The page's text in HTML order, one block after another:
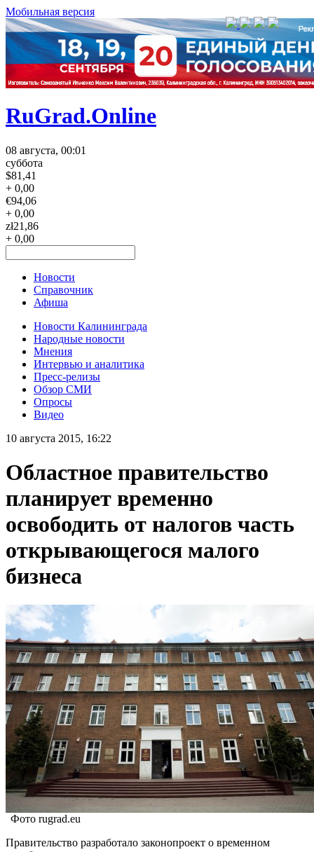
Мобильная версия
RuGrad.Online
08 августа, 00:01
суббота
$81,41
+ 0,00
€94,06
+ 0,00
zł21,86
+ 0,00
Новости
Справочник
Афиша
Новости Калининграда
Народные новости
Мнения
Интервью и аналитика
Пресс-релизы
Обзор СМИ
Опросы
Видео
10 августа 2015, 16:22
Областное правительство
планирует временно
освободить от налогов часть
открывающегося малого
бизнеса
Фото rugrad.eu
Правительство разработало законопроект о временном